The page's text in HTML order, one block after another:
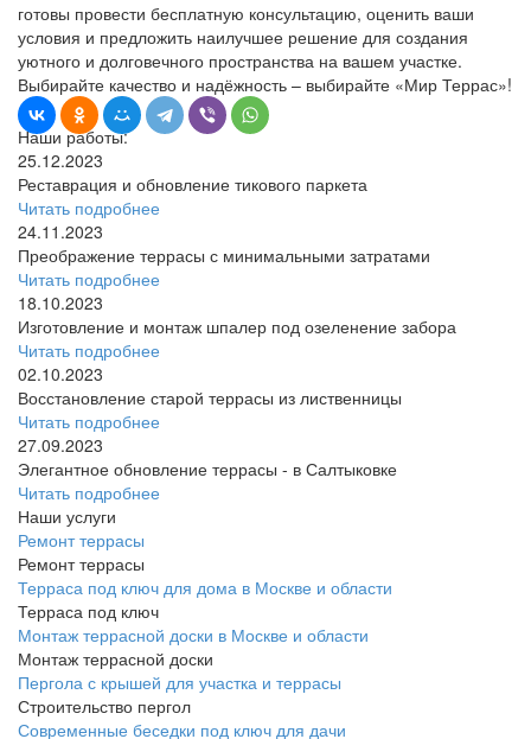
готовы провести бесплатную консультацию, оценить ваши
условия и предложить наилучшее решение для создания
уютного и долговечного пространства на вашем участке.
Выбирайте качество и надёжность – выбирайте «Мир Террас»!
Наши работы:
25.12.2023
Реставрация и обновление тикового паркета
Читать подробнее
24.11.2023
Преображение террасы с минимальными затратами
Читать подробнее
18.10.2023
Изготовление и монтаж шпалер под озеленение забора
Читать подробнее
02.10.2023
Восстановление старой террасы из лиственницы
Читать подробнее
27.09.2023
Элегантное обновление террасы - в Салтыковке
Читать подробнее
Наши услуги
Ремонт террасы
Ремонт террасы
Терраса под ключ для дома в Москве и области
Терраса под ключ
Монтаж террасной доски в Москве и области
Монтаж террасной доски
Пергола с крышей для участка и террасы
Строительство пергол
Современные беседки под ключ для дачи